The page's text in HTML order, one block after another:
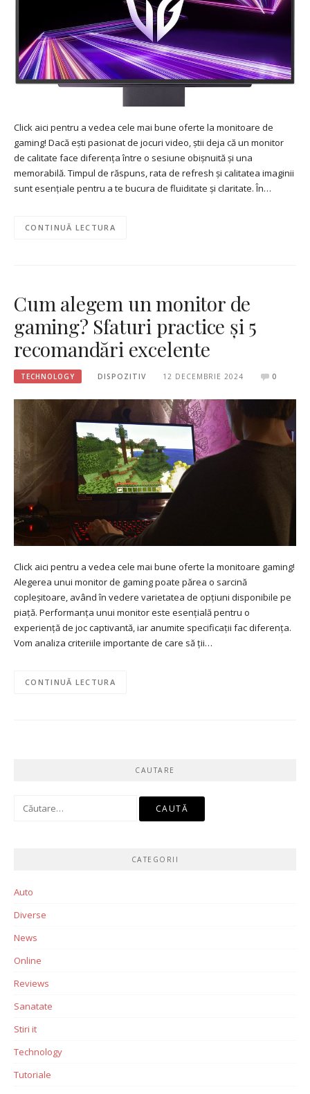
Click aici pentru a vedea cele mai bune oferte la monitoare de
gaming! Dacă ești pasionat de jocuri video, știi deja că un monitor
de calitate face diferența între o sesiune obișnuită și una
memorabilă. Timpul de răspuns, rata de refresh și calitatea imaginii
sunt esențiale pentru a te bucura de fluiditate și claritate. În…
CONTINUĂ LECTURA
Cum alegem un monitor de
gaming? Sfaturi practice și 5
recomandări excelente
TECHNOLOGY DISPOZITIV 12 DECEMBRIE 2024 0
Click aici pentru a vedea cele mai bune oferte la monitoare gaming!
Alegerea unui monitor de gaming poate părea o sarcină
copleșitoare, având în vedere varietatea de opțiuni disponibile pe
piață. Performanța unui monitor este esențială pentru o
experiență de joc captivantă, iar anumite specificații fac diferența.
Vom analiza criteriile importante de care să ții…
CONTINUĂ LECTURA
CAUTARE
Caută
CATEGORII
Auto
Diverse
News
Online
Reviews
Sanatate
Stiri it
Technology
Tutoriale